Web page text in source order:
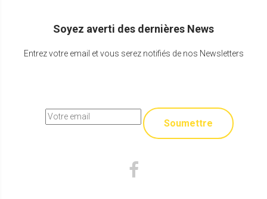
Soyez averti des dernières News
Entrez votre email et vous serez notifiés de nos Newsletters
Soumettre